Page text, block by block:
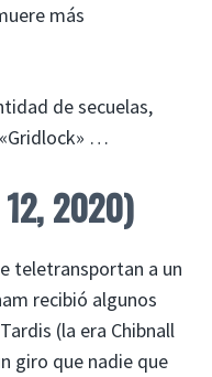
más
de secuelas,
…
2020)
teletransportan a un
recibió algunos
(la era Chibnall
giro que nadie que